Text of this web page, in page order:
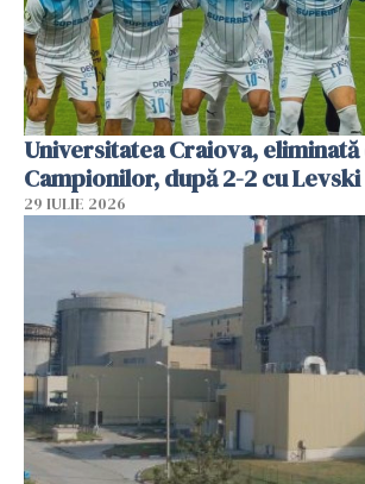
Universitatea Craiova, eliminată
Campionilor, după 2-2 cu
29 IULIE 2026